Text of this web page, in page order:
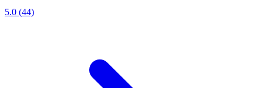
5.0 (44)